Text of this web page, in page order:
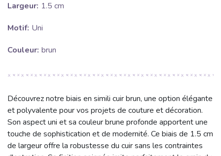
Largeur: 1.5 cm
Motif: Uni
Couleur: brun
Découvrez notre biais en simili cuir brun, une option élégante
et polyvalente pour vos projets de couture et décoration.
Son aspect uni et sa couleur brune profonde apportent une
touche de sophistication et de modernité. Ce biais de 1.5 cm
de largeur offre la robustesse du cuir sans les contraintes